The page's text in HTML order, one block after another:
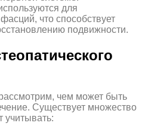
для
что способствует
подвижности.
чем может быть
Существует множество
учитывать: